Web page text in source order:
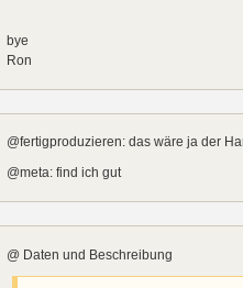
bye
Ron
@fertigproduzieren: das wäre ja der
@meta: find ich gut
@ Daten und Beschreibung